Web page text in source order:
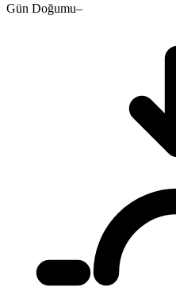
Gün Doğumu–